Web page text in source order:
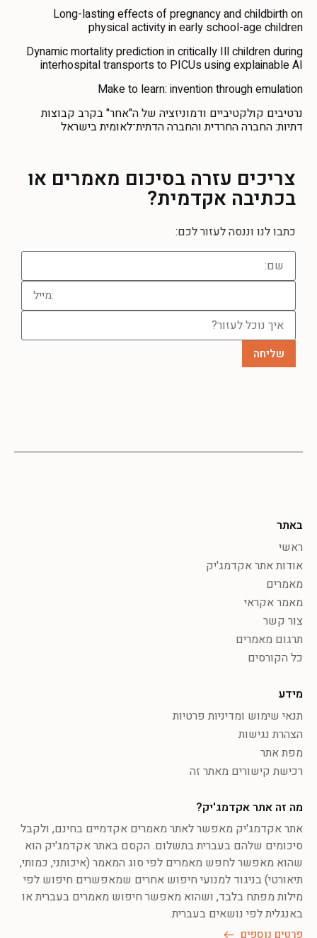
Long-lasting effects of pregnancy and childbirth on
physical activity in early school-age children
Dynamic mortality prediction in critically Ill children during
interhospital transports to PICUs using explainable AI
Make to learn: invention through emulation
נרטיבים קולקטיביים ודמוניזציה של ה"אחר" בקרב קבוצות
דתיות: החברה החרדית והחברה הדתית־לאומית בישראל
צריכים עזרה בסיכום מאמרים או
בכתיבה אקדמית?
כתבו לנו וננסה לעזור לכם:
באתר
ראשי
אודות אתר אקדמג'יק
מאמרים
מאמר אקראי
צור קשר
תרגום מאמרים
כל הקורסים
מידע
תנאי שימוש ומדיניות פרטיות
הצהרת נגישות
מפת אתר
רכישת קישורים מאתר זה
מה זה אתר אקדמג'יק?
אתר אקדמג'יק מאפשר לאתר מאמרים אקדמיים בחינם, ולקבל
סיכומים שלהם בעברית בתשלום. הקסם באתר אקדמג'יק הוא
שהוא מאפשר לחפש מאמרים לפי סוג המאמר (איכותני, כמותי,
תיאורטי) בניגוד למנועי חיפוש אחרים שמאפשרים חיפוש לפי
מילות מפתח בלבד, ושהוא מאפשר חיפוש מאמרים בעברית או
באנגלית לפי נושאים בעברית.
פרטים נוספים